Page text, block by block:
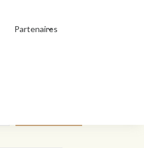
Partenaires